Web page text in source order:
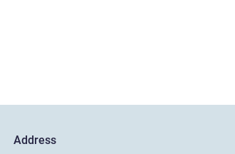
Address